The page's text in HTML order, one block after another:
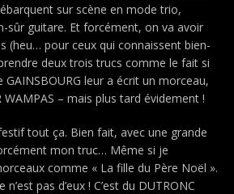
sur scène en mode trio,
sûr guitare. Et forcément, on va avoir
(heu… pour ceux qui connaissent bien-
deux trois trucs comme le fait si
leur a écrit un morceau,
– mais plus tard évidement !
festif tout ça. Bien fait, avec une grande
mon truc… Même si je
comme « La fille du Père Noël ».
pas d’eux ! C’est du DUTRONC